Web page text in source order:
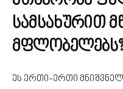
სამსახურით
ეს ერთი-ერთი